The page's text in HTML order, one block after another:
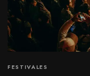
FESTIVALES